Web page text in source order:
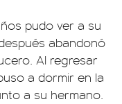
pudo ver a su
abandonó
Al regresar
a dormir en la
a su hermano.